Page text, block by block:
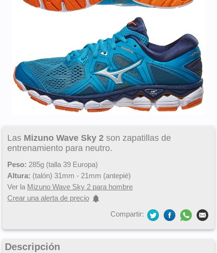
Las Mizuno Wave Sky 2 son zapatillas de
entrenamiento para neutro.
Peso: 285g (talla 39 Europa)
Altura: (talón) 31mm - 21mm (antepié)
Ver la Mizuno Wave Sky 2 para hombre
Crear una alerta de precio
Compartir:
Descripción